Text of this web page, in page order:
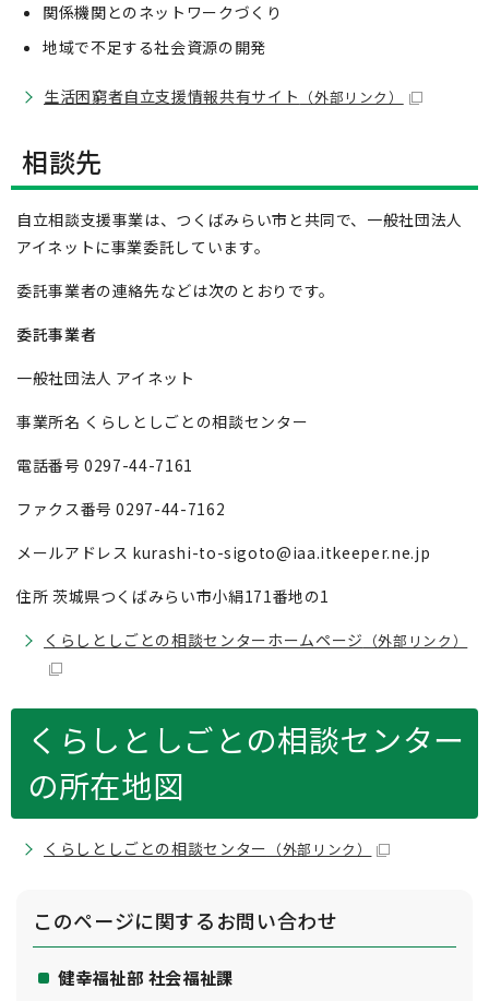
関係機関とのネットワークづくり
地域で不足する社会資源の開発
生活困窮者自立支援情報共有サイト （外部リンク）
相談先
自立相談支援事業は、つくばみらい市と共同で、一般社団法人
アイネットに事業委託しています。
委託事業者の連絡先などは次のとおりです。
委託事業者
一般社団法人 アイネット
事業所名 くらしとしごとの相談センター
電話番号 0297-44-7161
ファクス番号 0297-44-7162
メールアドレス kurashi-to-sigoto@iaa.itkeeper.ne.jp
住所 茨城県つくばみらい市小絹171番地の1
くらしとしごとの相談センターホームページ （外部リンク）
くらしとしごとの相談センター
の所在地図
くらしとしごとの相談センター （外部リンク）
このページに関するお問い合わせ
健幸福祉部 社会福祉課